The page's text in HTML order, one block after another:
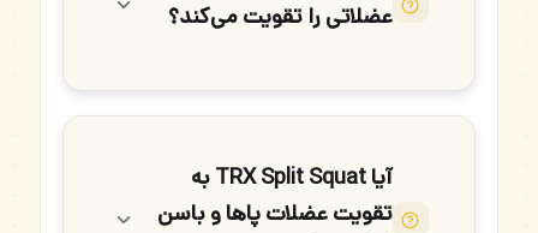
عضلاتی را تقویت می‌کند؟
آیا TRX Split Squat به
تقویت عضلات پاها و باسن